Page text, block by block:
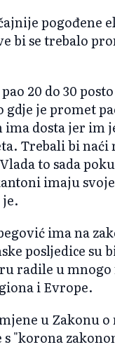
pogođene
bi se trebalo
20 do 30
gdje je promet
dosta jer im
Trebali bi naći
to sada
imaju
ima na
posljedice su
radile u
i Evrope.
u Zakonu
"korona